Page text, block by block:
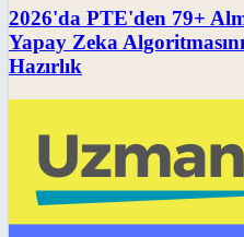
2026'da PTE'den 79+
Yapay Zeka
Hazırlık